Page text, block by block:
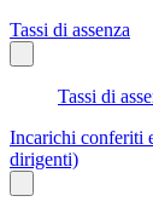
Tassi di assenza
Tassi di
Incarichi conferiti
dirigenti)